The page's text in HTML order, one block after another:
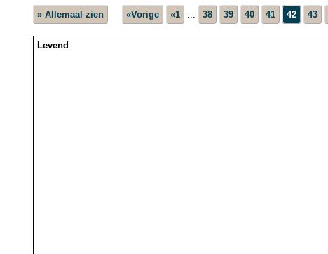
» Allemaal zien «Vorige «1 ... 38 39 40 41 42 43
Levend